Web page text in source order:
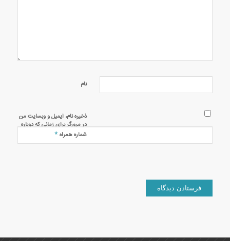
نام
ذخیره نام، ایمیل و وبسایت من
در مرورگر برای زمانی که دوباره
دیدگاهی می‌نویسم.
شماره همراه*